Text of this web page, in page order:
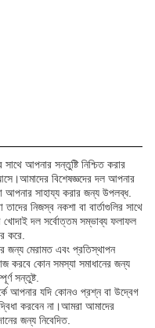
আপনার সন্তুষ্টি নিশ্চিত করার
বিশেষজ্ঞদের দল আপনার
সাহায্য করার জন্য উপলব্ধ.
নিজস্ব নকশা বা বার্তাগুলির সাথে
দল সর্বোত্তম সম্ভাব্য ফলাফল
করে.
জন্য মেরামত এবং প্রতিস্থাপন
করবে কোন সমস্যা সমাধানের জন্য
সন্তুষ্ট.
আপনার যদি কোনও প্রশ্ন বা উদ্বেগ
করবেন না।আমরা আমাদের
জন্য নিবেদিত.